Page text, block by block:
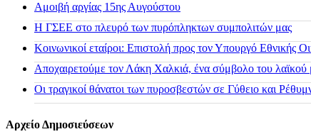
Αμοιβή αργίας 15ης Αυγούστου
H ΓΣΕΕ στο πλευρό των πυρόπληκτων συμπολιτών μας
Κοινωνικοί εταίροι: Επιστολή προς τον Υπουργό Εθνικής
Αποχαιρετούμε τον Λάκη Χαλκιά, ένα σύμβολο του λαϊκού
Οι τραγικοί θάνατοι των πυροσβεστών σε Γύθειο και
Αρχείο Δημοσιεύσεων